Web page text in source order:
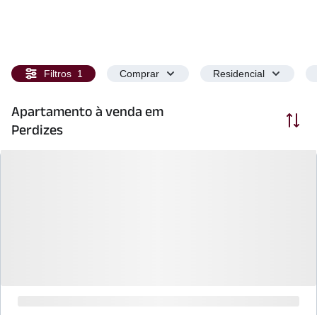
Filtros 1 Comprar Residencial
Apartamento à venda em
Perdizes
Ordenar